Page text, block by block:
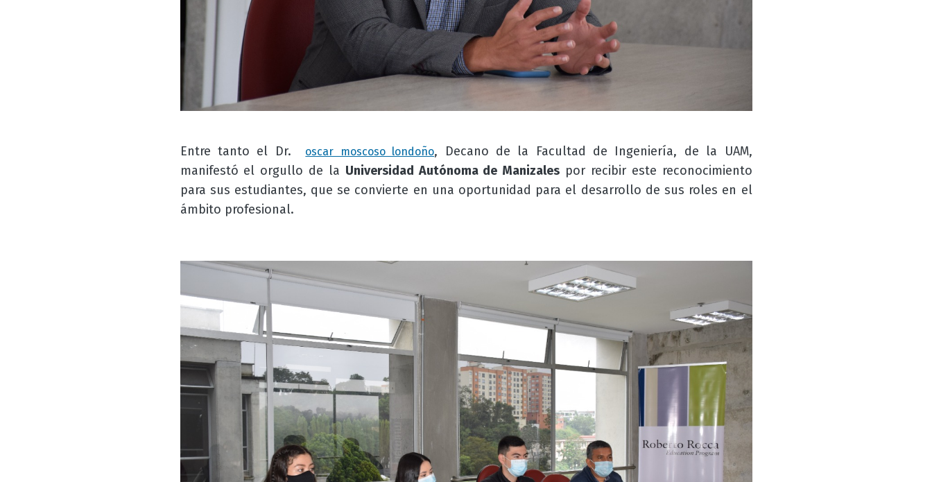
Entre tanto el Dr. oscar moscoso londoño, Decano de la Facultad de Ingeniería, de la UAM,
manifestó el orgullo de la Universidad Autónoma de Manizales por recibir este reconocimiento
para sus estudiantes, que se convierte en una oportunidad para el desarrollo de sus roles en el
ámbito profesional.